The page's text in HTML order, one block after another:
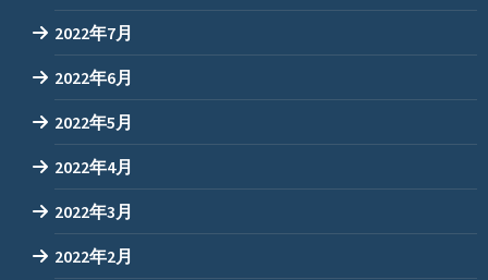
2022年7月
2022年6月
2022年5月
2022年4月
2022年3月
2022年2月